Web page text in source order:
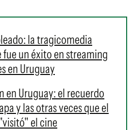
la tragicomedia
un éxito en streaming
en Uruguay
en Uruguay: el recuerdo
y las otras veces que el
el cine